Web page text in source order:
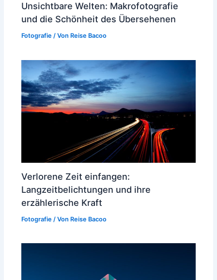
Unsichtbare Welten: Makrofotografie
und die Schönheit des Übersehenen
Fotografie / Von Reise Bacoo
Verlorene Zeit einfangen:
Langzeitbelichtungen und ihre
erzählerische Kraft
Fotografie / Von Reise Bacoo